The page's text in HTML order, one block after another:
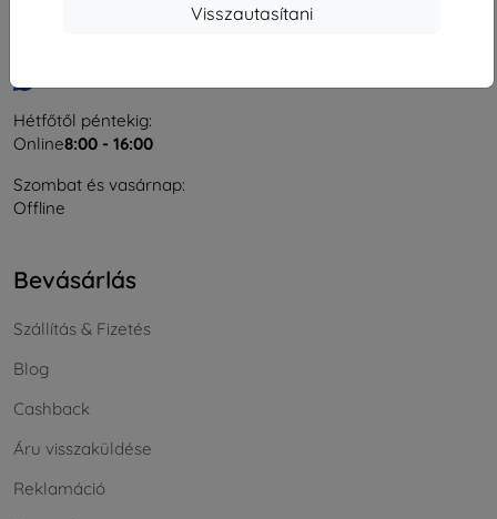
Visszautasítani
Hétfőtől péntekig:
Online8:00 - 16:00
Szombat és vasárnap:
Offline
Bevásárlás
Szállítás & Fizetés
Blog
Cashback
Áru visszaküldése
Reklamáció